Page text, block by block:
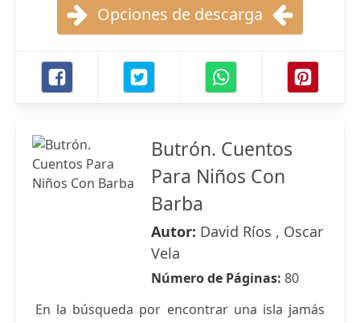
Opciones de descarga
Butrón. Cuentos
Para Niños Con
Barba
Autor: David Ríos , Oscar
Vela
Número de Páginas: 80
En la búsqueda por encontrar una isla jamás